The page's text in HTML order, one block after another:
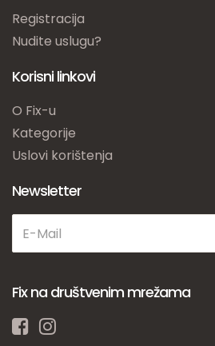
Registracija
Nudite uslugu?
Korisni linkovi
O Fix-u
Kategorije
Uslovi korištenja
Newsletter
Fix na društvenim mrežama